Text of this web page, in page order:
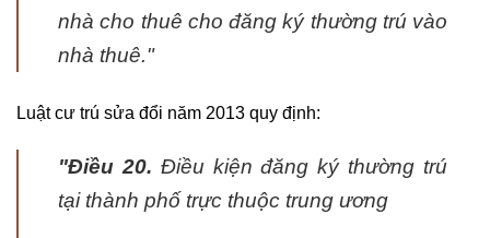
nhà cho thuê cho đăng ký thường trú vào
nhà thuê."
Luật cư trú sửa đổi năm 2013 quy định:
"Điều 20. Điều kiện đăng ký thường trú
tại thành phố trực thuộc trung ương